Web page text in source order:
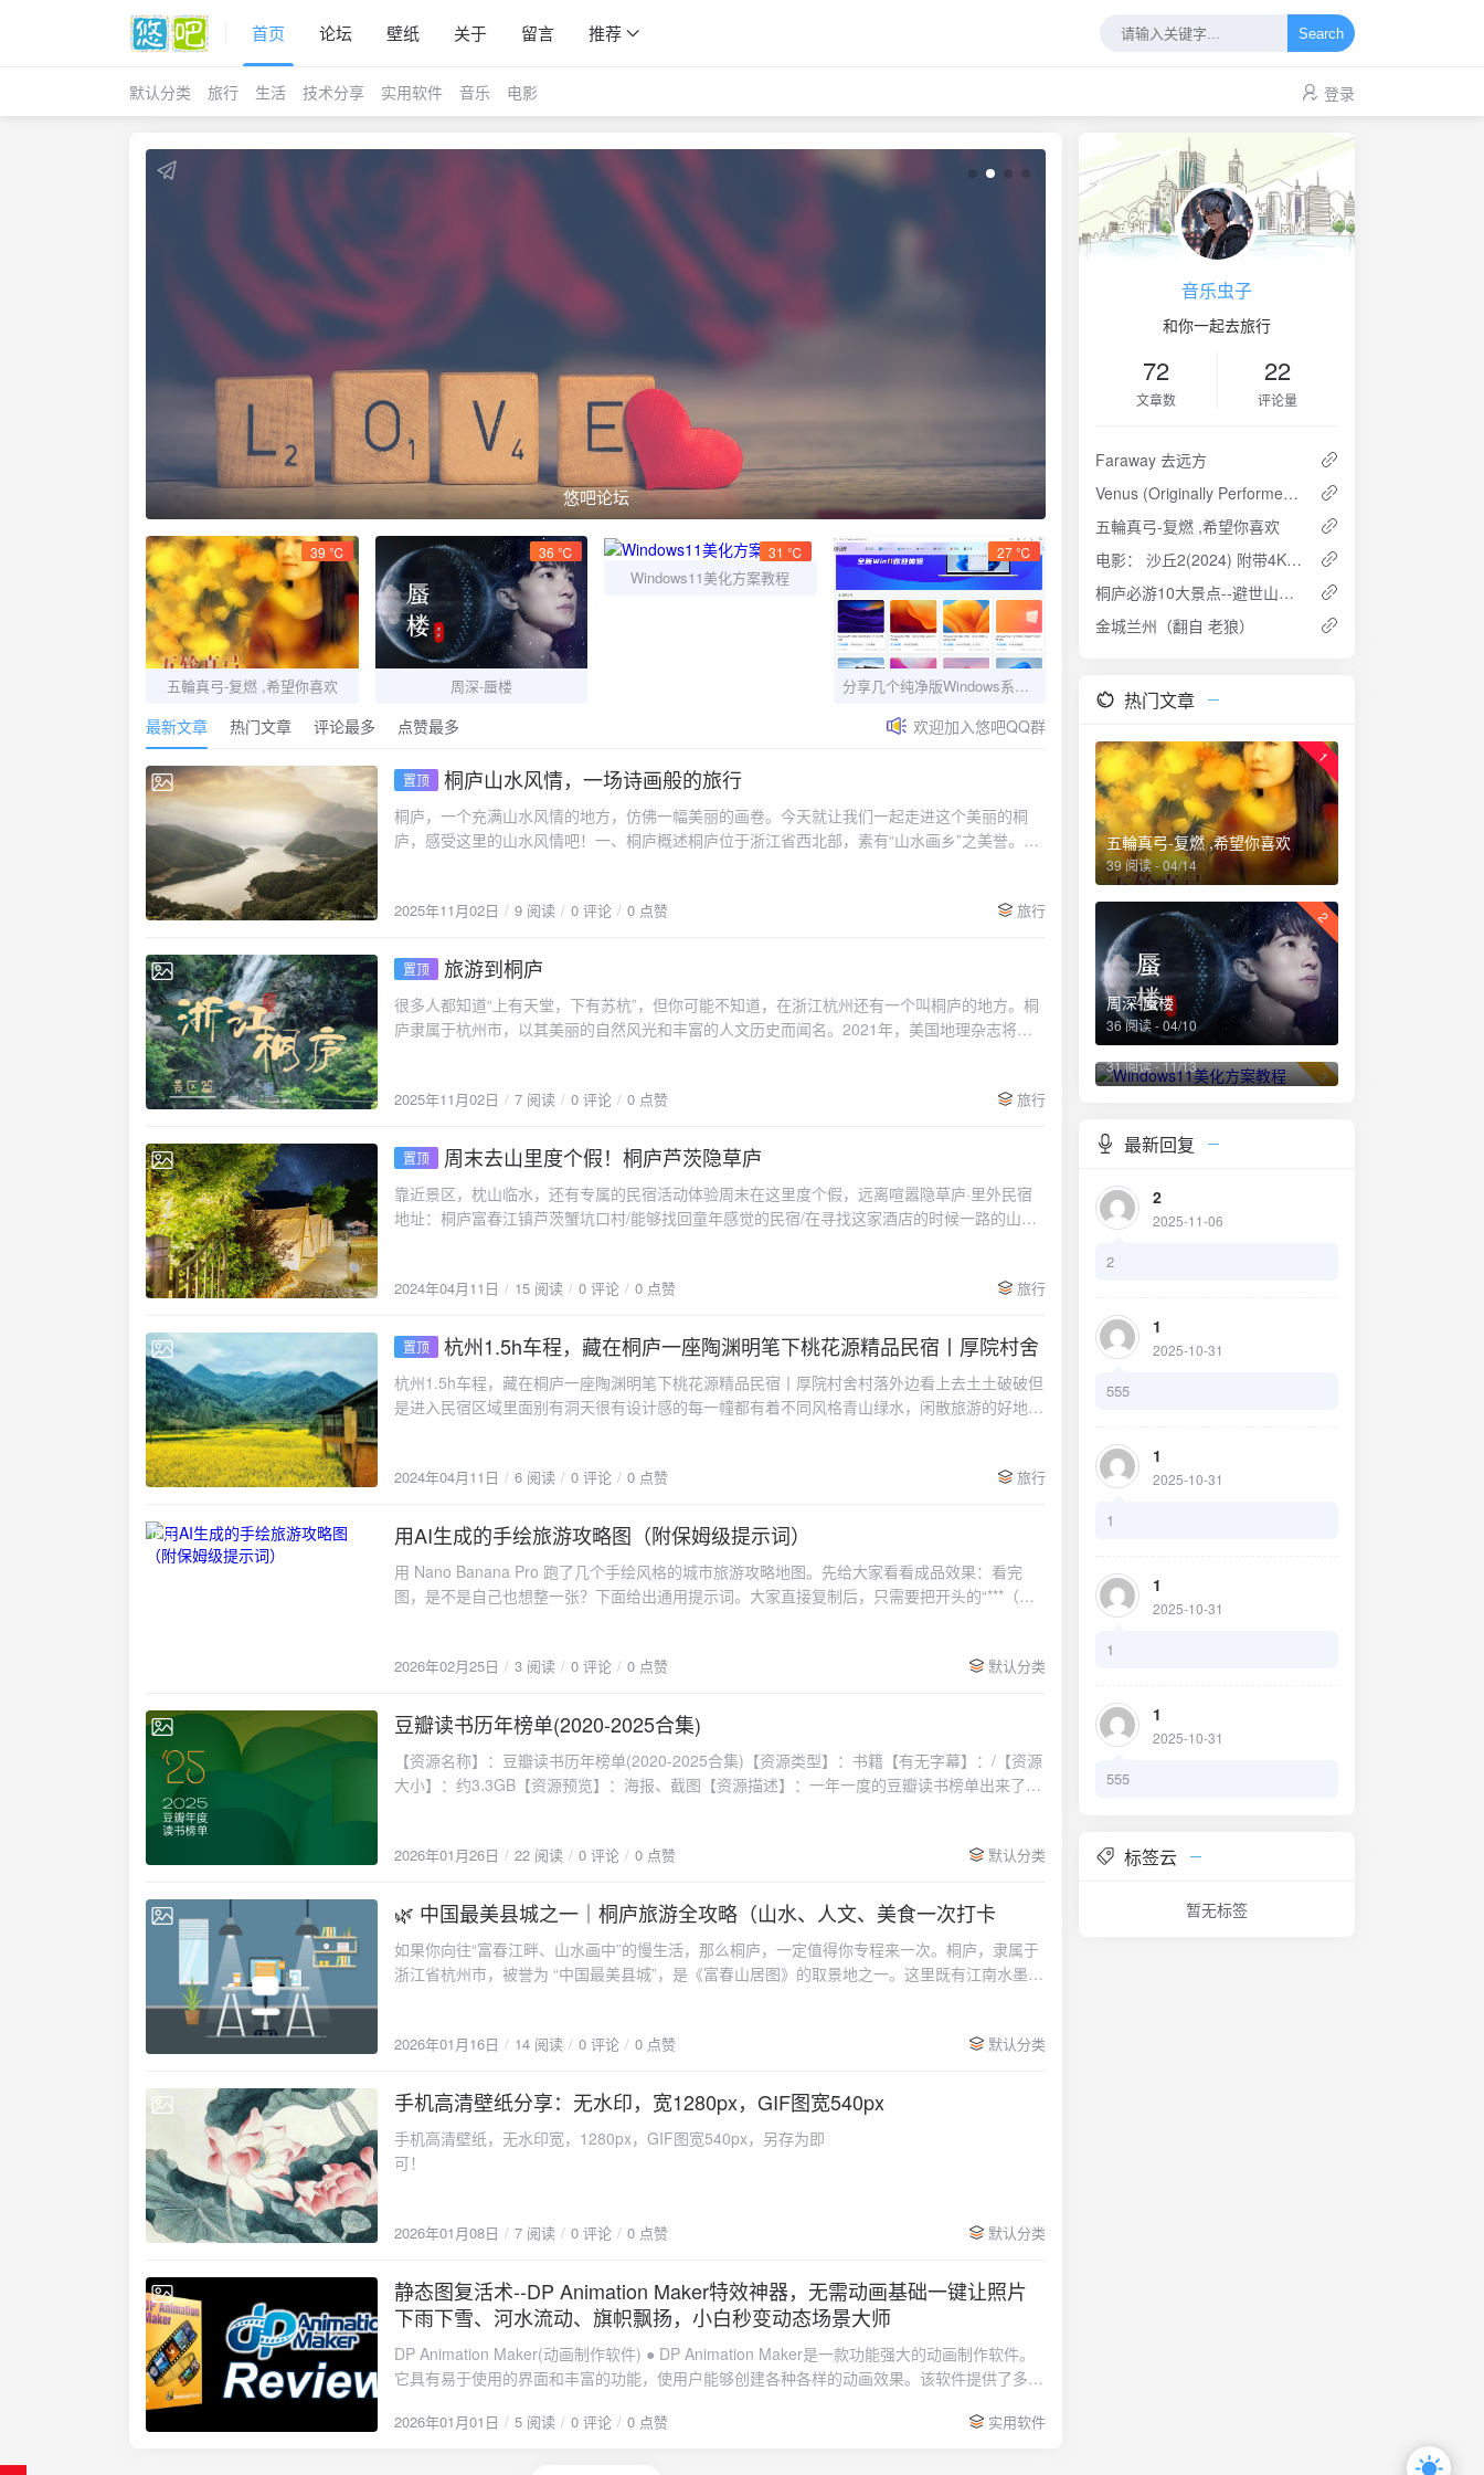
首页 论坛 壁纸 关于 留言 推荐 Search
默认分类 旅行 生活 技术分享 实用软件 音乐 电影 登录
悠吧论坛
39 ℃
五輪真弓-复燃 ,希望你喜欢
36 ℃
周深-蜃楼
31 ℃
Windows11美化方案教程
27 ℃
分享几个纯净版Windows系统下载网站
最新文章 热门文章 评论最多 点赞最多 欢迎加入悠吧QQ群
2025-11-02
置顶 桐庐山水风情，一场诗画般的旅行
桐庐，一个充满山水风情的地方，仿佛一幅美丽的画卷。今天就让我们一起走进这个美丽的桐
庐，感受这里的山水风情吧！一、桐庐概述桐庐位于浙江省西北部，素有“山水画乡”之美誉。这
庐著名的溶洞景区，这里有着千姿百态的石笋、石幔、石瀑等景观，仿佛置身于童话世界。垂云
灯笼乡村家园：红灯笼乡村家园是一个充满乡村风情的地方，这里有传统的农具、古老的民居、
还有别具一格的农家美食。严子陵钓台：严子陵钓台是东汉隐士严光隐居的地方，这里有着悠久
的历史和丰富的文化内涵。三、美食推荐来到桐庐，你一定要品尝一下这里的特色美食。比如，
桐庐的酥饼、糖粿、米粿等传统小吃，以及农家乐里的土鸡、土鸭等农家菜肴。在这里，你不仅
1.5小时左右的车程。此外，你也可以选择自驾游前往桐庐，沿途欣赏美丽的风景。五、旅行小
守景区规定，不随意乱扔垃圾；同时也要注意安全，不要攀爬未开放的区域。在品尝农家美食
愉悦的心情和积极的态度；同时也要学会与他人沟通和交流，结交更多的朋友。六、结语桐庐山
水风情之旅是一次难忘的旅行。在这里，我们可以欣赏到美丽的山水风光、体验到别具一格的乡
望这篇文章能够帮助你更好地了解桐庐旅游攻略和为你的旅行提供一些参考和建议。祝你旅途愉
2025年11月02日 9 阅读 0 评论 0 点赞 旅行
2025-11-02
置顶 旅游到桐庐
很多人都知道“上有天堂，下有苏杭”，但你可能不知道，在浙江杭州还有一个叫桐庐的地方。桐
庐隶属于杭州市，以其美丽的自然风光和丰富的人文历史而闻名。2021年，美国地理杂志将其
60公里，车程大约1小时。你可以选择自驾游，通过G60沪昆高速或G25长深高速前往。如果你
游景点🏞️桐庐大峡谷以其壮观的峡谷风光而闻名，是徒步和摄影爱好者的理想之地。富春江的秀
丽景色被誉为“人间仙境”，非常适合进行漂流和游船活动。这里的植被丰富，动物种类繁多，构
成了一个完美的登山胜地。神龙川清澈的溪流和奇特的岩石景观，为家庭出游提供了绝佳的去
处。桐庐古城内保存完好的古建筑群，洋溢着浓厚的历史氛围。游客们还可以在这里品尝到地道
具有当地特色菜肴的农家菜，每一口都香到起飞~住宿推荐🏡推荐住在再回楼民宿，位置非常
景优美秀丽。强烈建议大家可以坐在露台喝茶看山，简直不要太舒服~这里的菜烧得特别好吃，
法解决。如果有需要的话，他还可以推荐好玩的景点和好吃的美食哦~总之，桐庐是一个非常值
得一去的地方，无论是自然风光还是人文历史，都能让你流连忘返。欢迎各位来美丽的桐庐游
2025年11月02日 7 阅读 0 评论 0 点赞 旅行
2024-04-11
置顶 周末去山里度个假！桐庐芦茨隐草庐
靠近景区，枕山临水，还有专属的民宿活动体验周末在这里度个假，远离喧嚣隐草庐·里外民宿
地址：桐庐富春江镇芦茨蟹坑口村/能够找回童年感觉的民宿/在寻找这家酒店的时候一路的山野
是简约明亮，以山景和溪景为主门口小院也会支起帐篷/天幕在晚上聊天纳凉，真的很有氛围感/
我们介绍游玩建议房间里设施也很齐全，最最重要的是干净！虽然在这里只玩了两天一晚，但是
根本不想走/丰富充实的假期体验/当时住这家民宿时，店里推荐了一个游玩套餐不仅包含了住
宿，还附带了许多其他玩法有下午茶、龙门湾景区门票、垂钓和手工DIY另外民宿内的棋牌室和
KTV都可以免费使用
2024年04月11日 15 阅读 0 评论 0 点赞 旅行
2024-04-11
置顶 杭州1.5h车程，藏在桐庐一座陶渊明笔下桃花源精品民宿丨厚院村舍
杭州1.5h车程，藏在桐庐一座陶渊明笔下桃花源精品民宿丨厚院村舍村落外边看上去土土破破但
是进入民宿区域里面别有洞天很有设计感的每一幢都有着不同风格青山绿水，闲散旅游的好地方
鸣，晨起饮露、夜来观星的居住环境。 风景秀丽，装修有特色，温度明显比杭州凉爽很多，菜
人去了民宿，呆上一天，心却总觉得依然像个游客，并没有真正像一个村民那样感受到乡村的美
好。大概就是真正令人向往的乡间生活——一个外地人与村民一起建起的乌托邦：菜有菜味，肉
有肉香，人与人之间有温暖有信任。厚院本是个被大多数原住民放弃了的半空心村，百亩平畴卧
其中央，山峦层叠环列四周，一条山路劈谷穿行，一股溪流自瑶琳仙境而来，环村而去，奔山下
来的石墙编号后一块块拆下，做完加固和修补后再按编号一块块垒回去。并且有超过百分之五十
厚院，别有洞天，外墙看起来就是原汁原味的农舍，但是房间里面的格局确实太赞了，每一间都
食堂，你想偷懒时，也可以订餐。还可以尝到有折颜上神的桃花酿一般的厚院特供土酒。一居室
独栋别墅：春色满园↓↓一居室独栋别墅：春风得意↓↓一居室独栋别墅：春满人间↓↓春华秋
的食材，花了一百问民宿租了炉子器皿。田园标间↓↓田园大床↓↓田园亲子房↓↓环境僻静，周
围都是农田。自己做菜，管家服务，提供各种便利设施。晚上轰趴，把酒言欢，隔音效果也好，
2024年04月11日 6 阅读 0 评论 0 点赞 旅行
2026-02-25
用AI生成的手绘旅游攻略图（附保姆级提示词）
用 Nano Banana Pro 跑了几个手绘风格的城市旅游攻略地图。先给大家看看成品效果：看完
图，是不是自己也想整一张？下面给出通用提示词。大家直接复制后，只需要把开头的“***（城
攻略地图，要求如下： ## 一、前期调研（必须执行，确保准确性） 1. 必须搜索**该城市的最
须核实**景点的实际位置、相对方位关系 4. **必须确认**美食店铺的真实存在性和具体位置 5. **
必须查证**开放时间、门票价格等实时信息 6. 了解当地文化特色、建筑风格、代表性元素 ⚠️ **
准确性原则**：所有标注的景点、美食、位置、方位必须基于搜索到的真实信息，不可虚构或凭
想象添加。 ## 二、地图设计要求 ### 视觉风格 - 采用温暖的手绘插画风格，色彩明快 - 融入
### 地图布局（准确性要求） - **严格按照真实方位**标注城市主要区域的位置关系 - 使用指南
- 添加比例尺（可以是示意性的，但要合理） ## 三、内容要求（核心 - 必须真实准确） ###
简短介绍（1-2句话，基于真实信息） - 标注真实的开放时间、门票价格**（必须搜索确认） - 用
星级或特殊图标标注推荐程度（基于搜索到的评价） ### 2. 地道美食（10-15个） - **仅标注
图（符合实际菜品外观） - 标注真实的特色菜品名称 - 标注真实的价格区间（基于搜索到的信
度） ### 4. 交通枢纽（必须准确） - **标注真实的机场名称、位置和方位**（用飞机图标） - **
标注真实的主要火车站名称、位置**（用火车图标） - 准确标注与市中心的方位关系 ### 5. 实
用提示（基于真实信息） - 当地真实的气候特点和最佳旅游季节 - 真实的特色伴手礼推荐 - 合理
菜品） - 交通枢纽：飞机（机场）、火车（火车站） - 住宿区域：用小房子图标 - 拍照点：用相
目颜色标注 - 景点名称使用真实全称或通用简称 ### 色彩方案 - 根据城市真实气质选择主色调
- 参考城市实际的代表性色彩 ## 五、输出格式 - 4K高清图片 - 可打印版本 - 9:16 - **在地图底
部注明**："地图信息更新时间：[搜索日期]，实际情况请以现场为准" ## 六、质量检查清单 在
生成地图前，必须确认： - ✅ 已搜索并确认所有景点的真实位置 - ✅ 已搜索并确认所有美食店铺
的真实存在 - ✅ 已核实东南西北方位的准确性 - ✅ 已确认机场、火车站的真实名称和位置 - ✅
2026年02月25日 3 阅读 0 评论 0 点赞 默认分类
2026-01-26
豆瓣读书历年榜单(2020-2025合集)
【资源名称】：豆瓣读书历年榜单(2020-2025合集)【资源类型】：书籍【有无字幕】：/【资源
大小】：约3.3GB【资源预览】：海报、截图【资源描述】：一年一度的豆瓣读书榜单出来了。
属独一无二。这份榜单，是年终总结，也是一份很好的书单，如果不知道读什么书，按照这个榜
说类）2025年度外国文学（小说类）2025年度外国文学（非小说类）2025年度诗歌图书2025年
度图书 历史·文化2025年度图书 社会·纪实2025年度图书 科学·新知2025年度图书 艺术·设计
2025年度图书 影视·戏剧2025年度图书 科幻·奇幻2025年度图书 推理·悬疑2025年度图书 商业·
经管2025年度再版佳作2025年大陆首版30周年图书2025年大陆首版20周年图书2025年大陆首
2026年01月26日 22 阅读 0 评论 0 点赞 默认分类
2026-01-16
🌿 中国最美县城之一｜桐庐旅游全攻略（山水、人文、美食一次打卡
如果你向往“富春江畔、山水画中”的慢生活，那么桐庐，一定值得你专程来一次。桐庐，隶属于
浙江省杭州市，被誉为 “中国最美县城”，是《富春山居图》的取景地之一。这里既有江南水墨般
交通方式推荐 高铁：杭州东 → 桐庐站（约1小时） 自驾：杭州出发约1.5小时，沿途风景优美
打卡景点推荐（附游玩建议）1️⃣ 富春江（桐庐段） 富春江是桐庐的灵魂，江水清澈，两岸青山
如画。游玩方式 江边散步 / 骑行 乘船游江（清晨或傍晚最美） 摄影爱好者的天堂 📸 拍照建
议：清晨薄雾、日落时分，随手一拍都是山水画。2️⃣ 瑶琳仙境（“地下艺术宫殿”） 被誉为“中国
溶洞三绝”之一，洞内钟乳石形态奇幻，灯光映衬下如梦似幻。 ⏰ 游览时间：约1–1.5小时
十足 夏天避暑神器 4️⃣ 大奇山国家森林公园 这里是“桐庐的后花园”，森林覆盖率高，空气清新。
吃） 来桐庐，不吃这些等于白来👇 🐟 桐庐酱鸭：咸香入味，本地名片 🍲 富春江鱼头：汤鲜味
美 🍜 米粿 / 番薯干：地道农家风味 🥢 土灶菜：推荐在乡村农家乐品尝 📍 小建议：问本地人“哪
适合慢生活、拍照 景区附近农家乐：性价比高，吃住一体 🏡 关键词推荐搜索：“桐庐 富春江 民
宿”“桐庐 江景 酒店”🗓️ 行程建议（2天1夜）DAY 1 上午：瑶琳仙境 中午：农家乐 下午：垂云通
天河 晚上：富春江夜景散步 DAY 2 上午：大奇山森林公园 中午：县城美食 下午：富春江骑行 /
2026年01月16日 14 阅读 0 评论 0 点赞 默认分类
2026-01-08
手机高清壁纸分享：无水印，宽1280px，GIF图宽540px
手机高清壁纸，无水印宽，1280px，GIF图宽540px，另存为即
可！
2026年01月08日 7 阅读 0 评论 0 点赞 默认分类
2026-01-01
静态图复活术--DP Animation Maker特效神器，无需动画基础一键让照片
下雨下雪、河水流动、旗帜飘扬，小白秒变动态场景大师
DP Animation Maker(动画制作软件) ● DP Animation Maker是一款功能强大的动画制作软件。
它具有易于使用的界面和丰富的功能，使用户能够创建各种各样的动画效果。该软件提供了多种
效果。它还提供了多种动画效果，包括转换、旋转、缩放、透明等，让用户可以给动画添加生动
2026年01月01日 5 阅读 0 评论 0 点赞 实用软件
音乐虫子
和你一起去旅行
72
文章数
22
评论量
Faraway 去远方
Venus (Originally Performed by Lady Gaga)
五輪真弓-复燃 ,希望你喜欢
电影： 沙丘2(2024) 附带4K下载地址
桐庐必游10大景点--避世山野过向往的生活
金城兰州（翻自 老狼）
热门文章
1
五輪真弓-复燃 ,希望你喜欢
39 阅读 - 04/14
2
周深-蜃楼
36 阅读 - 04/10
3
Windows11美化方案教程
31 阅读 - 11/13
最新回复
2
2025-11-06
2
1
2025-10-31
555
1
2025-10-31
1
1
2025-10-31
1
1
2025-10-31
555
标签云
暂无标签